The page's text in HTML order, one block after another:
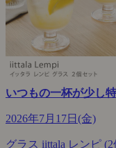
いつもの一杯が少し
2026年7月17日(金)
グラス iittala レンピ